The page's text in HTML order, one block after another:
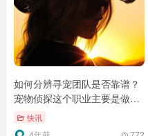
如何分辨寻宠团队是否靠谱？
宠物侦探这个职业主要是做什
么的快讯